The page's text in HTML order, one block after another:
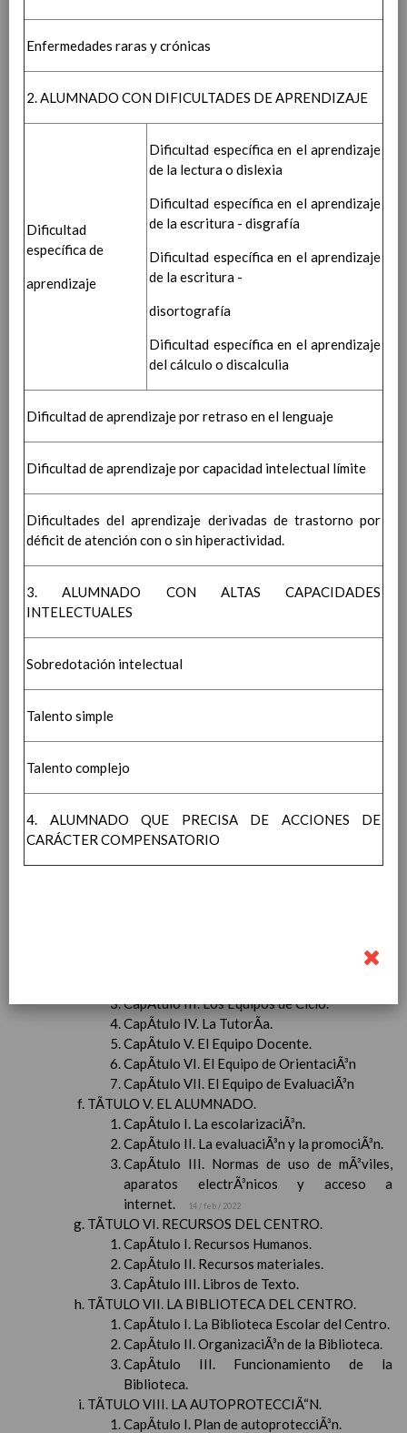
seguimiento y la evaluaciÃ³n del Plan de
Convivencia
del entorno para la construcciÃ³n de
comunidades educadoras
Procedimiento para la recogida de las
incidencias en materia de convivencia en el
Seguimiento del absentismo escolar
Ãšltima
actualizaciÃ³n 04/ 09/ 2019
escolar
Ãšltima actualizaciÃ³n 21/ 10/ 2019
Nuestra propuesta para la
convivencia
Ãšltima actualizaciÃ³n 24/ 05/ 2021
Plan de formaciÃ³n del profesorado
PlanificaciÃ³n, horarios de los equipos educativos
y criterios de organizaciÃ³n de horarios
Plan de Biblioteca Escolar
Otros planes y proyectos (VÃ©ase
ANEXOS)
13 abril 2021
PREÃMBULO
TÃTULO I. EL CENTRO
CapÃ­tulo I. DefiniciÃ³n y clasificaciÃ³n.
CapÃ­tulo III. OrganizaciÃ³n de la
vigilancia.
CapÃ­tulo IV. Elementos de identidad del
Centro
CapÃ­tulo II. La comunicaciÃ³n.
17 enero 2020
CapÃ­tulo III. Las Actividades
CapÃ­tulo I. ClasificaciÃ³n
CapÃ­tulo II. El Consejo Escolar.
CapÃ­tulo III. El Claustro de Profesores.
CapÃ­tulo II. El Equipo TÃ©cnico de
CapÃ­tulo III. Los Equipos de Ciclo.
CapÃ­tulo IV. La TutorÃ­a.
CapÃ­tulo V. El Equipo Docente.
CapÃ­tulo VI. El Equipo de OrientaciÃ³n
CapÃ­tulo VII. El Equipo de EvaluaciÃ³n
TÃTULO V. EL ALUMNADO.
CapÃ­tulo I. La escolarizaciÃ³n.
CapÃ­tulo II. La evaluaciÃ³n y la promociÃ³n.
CapÃ­tulo III. Normas de uso de mÃ³viles,
aparatos electrÃ³nicos y acceso a
internet.
14 / feb / 2022
TÃTULO VI. RECURSOS DEL CENTRO.
CapÃ­tulo I. Recursos Humanos.
CapÃ­tulo II. Recursos materiales.
CapÃ­tulo III. Libros de Texto.
TÃTULO VII. LA BIBLIOTECA DEL CENTRO.
CapÃ­tulo I. La Biblioteca Escolar del Centro.
CapÃ­tulo II. OrganizaciÃ³n de la Biblioteca.
CapÃ­tulo III. Funcionamiento de la
Biblioteca.
TÃTULO VIII. LA AUTOPROTECCIÃ“N.
CapÃ­tulo I. Plan de autoprotecciÃ³n.
Enfermedades raras y crónicas
2. ALUMNADO CON DIFICULTADES DE APRENDIZAJE
Dificultad
específica de
aprendizaje
Dificultad específica en el aprendizaje
de la lectura o dislexia
Dificultad específica en el aprendizaje
de la escritura - disgrafía
Dificultad específica en el aprendizaje
de la escritura -
disortografía
Dificultad específica en el aprendizaje
del cálculo o discalculia
Dificultad de aprendizaje por retraso en el lenguaje
Dificultad de aprendizaje por capacidad intelectual límite
Dificultades del aprendizaje derivadas de trastorno por
déficit de atención con o sin hiperactividad.
3. ALUMNADO CON ALTAS CAPACIDADES
INTELECTUALES
Sobredotación intelectual
Talento simple
Talento complejo
4. ALUMNADO QUE PRECISA DE ACCIONES DE
CARÁCTER COMPENSATORIO